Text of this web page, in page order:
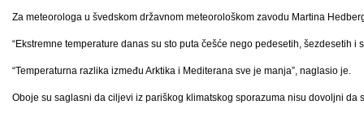
Za meteorologa u švedskom državnom meteorološkom zavodu Martina
“Ekstremne temperature danas su sto puta češće nego pedesetih, šezdesetih i
“Temperaturna razlika između Arktika i Mediterana sve je manja”, naglasio je.
Oboje su saglasni da ciljevi iz pariškog klimatskog sporazuma nisu dovoljni da